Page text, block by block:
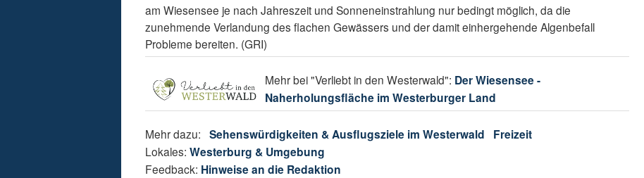
am Wiesensee je nach Jahreszeit und Sonneneinstrahlung nur bedingt möglich, da die
zunehmende Verlandung des flachen Gewässers und der damit einhergehende Algenbefall
Probleme bereiten. (GRI)
Mehr bei "Verliebt in den Westerwald": Der Wiesensee -
Naherholungsfläche im Westerburger Land
Mehr dazu:Sehenswürdigkeiten & Ausflugsziele im Westerwald Freizeit
Lokales:Westerburg & Umgebung
Feedback: Hinweise an die Redaktion